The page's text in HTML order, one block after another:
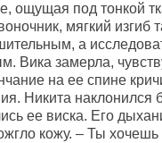
ощущая под тонкой
мягкий изгиб
а
Вика замерла,
на ее спине
Никита наклонился
ее виска. Его
кожу. – Ты хочешь